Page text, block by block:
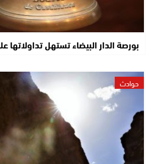
بورصة الدار البيضاء تستهل تداولاتها
حوادث